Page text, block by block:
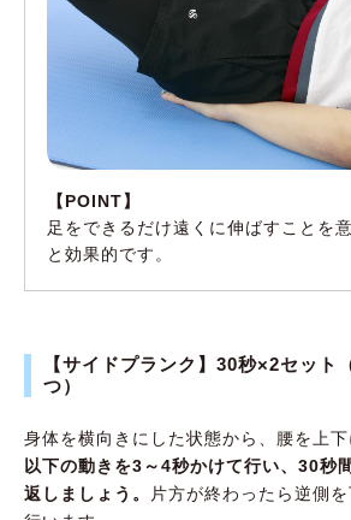
【POINT】
足をできるだけ遠くに伸ばすことを
と効果的です。
【サイドプランク】30秒×2セット
つ）
身体を横向きにした状態から、腰を上下
以下の動きを3～4秒かけて行い、30秒
返しましょう。
片方が終わったら逆側